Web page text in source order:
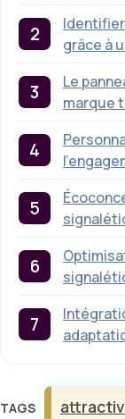
grâce à
Le
marque
Étiquettes